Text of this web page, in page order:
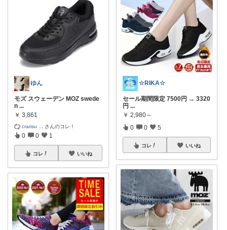
ゆん
モズ スウェーデン MOZ swede
n ...
￥ 3,861
crarisu さんのコレ！
0 0 1
コレ いいね
☆RIKA☆
セール期間限定 7500円 → 3320
円 ...
￥ 2,980～
0 0 5
コレ いいね